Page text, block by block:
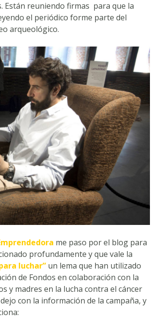
Están reuniendo firmas para que la
el periódico forme parte del
arqueológico.
me paso por el blog para
profundamente y que vale la
luchar” un lema que han utilizado
de Fondos en colaboración con la
y madres en la lucha contra el cáncer
con la información de la campaña, y